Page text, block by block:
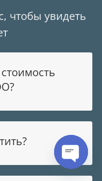
чтобы увидеть